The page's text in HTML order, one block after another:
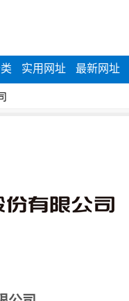
实用网址 最新网址